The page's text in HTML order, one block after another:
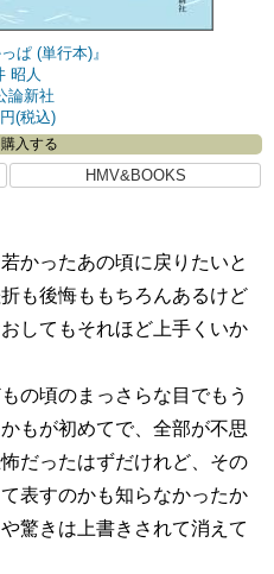
ぱ (単行本)』
昭人
論新社
(税込)
入する
HMV&BOOKS
かったあの頃に戻りたいと
も後悔ももちろんあるけど
してもそれほど上手くいか
の頃のまっさらな目でもう
もが初めてで、全部が不思
だったはずだけれど、その
表すのかも知らなかったか
驚きは上書きされて消えて